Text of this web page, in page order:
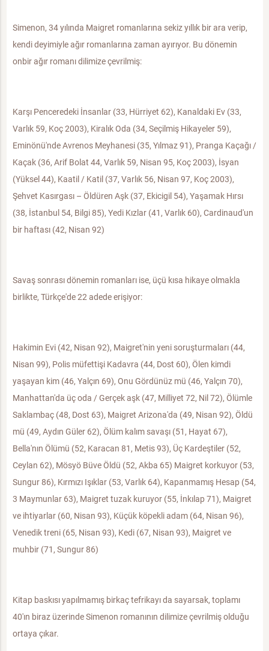
Simenon, 34 yılında Maigret romanlarına sekiz yıllık bir ara verip,
kendi deyimiyle ağır romanlarına zaman ayırıyor. Bu dönemin
onbir ağır romanı dilimize çevrilmiş:
Karşı Penceredeki İnsanlar (33, Hürriyet 62), Kanaldaki Ev (33,
Varlık 59, Koç 2003), Kiralık Oda (34, Seçilmiş Hikayeler 59),
Eminönü'nde Avrenos Meyhanesi (35, Yılmaz 91), Pranga Kaçağı /
Kaçak (36, Arif Bolat 44, Varlık 59, Nisan 95, Koç 2003), İsyan
(Yüksel 44), Kaatil / Katil (37, Varlık 56, Nisan 97, Koç 2003),
Şehvet Kasırgası – Öldüren Aşk (37, Ekicigil 54), Yaşamak Hırsı
(38, İstanbul 54, Bilgi 85), Yedi Kızlar (41, Varlık 60), Cardinaud'un
bir haftası (42, Nisan 92)
Savaş sonrası dönemin romanları ise, üçü kısa hikaye olmakla
birlikte, Türkçe'de 22 adede erişiyor:
Hakimin Evi (42, Nisan 92), Maigret'nin yeni soruşturmaları (44,
Nisan 99), Polis müfettişi Kadavra (44, Dost 60), Ölen kimdi
yaşayan kim (46, Yalçın 69), Onu Gördünüz mü (46, Yalçın 70),
Manhattan'da üç oda / Gerçek aşk (47, Milliyet 72, Nil 72), Ölümle
Saklambaç (48, Dost 63), Maigret Arizona'da (49, Nisan 92), Öldü
mü (49, Aydın Güler 62), Ölüm kalım savaşı (51, Hayat 67),
Bella'nın Ölümü (52, Karacan 81, Metis 93), Üç Kardeştiler (52,
Ceylan 62), Mösyö Büve Öldü (52, Akba 65) Maigret korkuyor (53,
Sungur 86), Kırmızı Işıklar (53, Varlık 64), Kapanmamış Hesap (54,
3 Maymunlar 63), Maigret tuzak kuruyor (55, İnkılap 71), Maigret
ve ihtiyarlar (60, Nisan 93), Küçük köpekli adam (64, Nisan 96),
Venedik treni (65, Nisan 93), Kedi (67, Nisan 93), Maigret ve
muhbir (71, Sungur 86)
Kitap baskısı yapılmamış birkaç tefrikayı da sayarsak, toplamı
40'ın biraz üzerinde Simenon romanının dilimize çevrilmiş olduğu
ortaya çıkar.